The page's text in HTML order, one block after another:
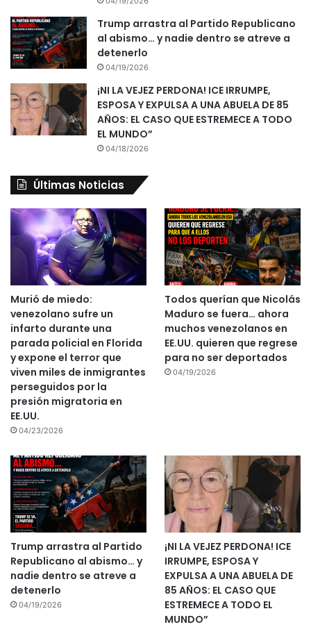
Trump arrastra al Partido Republicano
al abismo… y nadie dentro se atreve a
detenerlo
04/19/2026
¡NI LA VEJEZ PERDONA! ICE IRRUMPE,
ESPOSA Y EXPULSA A UNA ABUELA DE 85
AÑOS: EL CASO QUE ESTREMECE A TODO
EL MUNDO”
04/18/2026
Últimas Noticias
Murió de miedo:
venezolano sufre un
infarto durante una
parada policial en Florida
y expone el terror que
viven miles de inmigrantes
perseguidos por la
presión migratoria en
EE.UU.
04/23/2026
Todos querían que Nicolás
Maduro se fuera… ahora
muchos venezolanos en
EE.UU. quieren que regrese
para no ser deportados
04/19/2026
Trump arrastra al Partido
Republicano al abismo… y
nadie dentro se atreve a
detenerlo
04/19/2026
¡NI LA VEJEZ PERDONA! ICE
IRRUMPE, ESPOSA Y
EXPULSA A UNA ABUELA DE
85 AÑOS: EL CASO QUE
ESTREMECE A TODO EL
MUNDO”